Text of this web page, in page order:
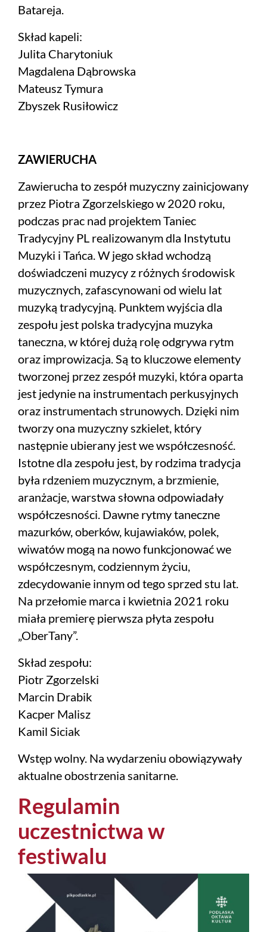
Batareja.
Skład kapeli:
Julita Charytoniuk
Magdalena Dąbrowska
Mateusz Tymura
Zbyszek Rusiłowicz
ZAWIERUCHA
Zawierucha to zespół muzyczny zainicjowany
przez Piotra Zgorzelskiego w 2020 roku,
podczas prac nad projektem Taniec
Tradycyjny PL realizowanym dla Instytutu
Muzyki i Tańca. W jego skład wchodzą
doświadczeni muzycy z różnych środowisk
muzycznych, zafascynowani od wielu lat
muzyką tradycyjną. Punktem wyjścia dla
zespołu jest polska tradycyjna muzyka
taneczna, w której dużą rolę odgrywa rytm
oraz improwizacja. Są to kluczowe elementy
tworzonej przez zespół muzyki, która oparta
jest jedynie na instrumentach perkusyjnych
oraz instrumentach strunowych. Dzięki nim
tworzy ona muzyczny szkielet, który
następnie ubierany jest we współczesność.
Istotne dla zespołu jest, by rodzima tradycja
była rdzeniem muzycznym, a brzmienie,
aranżacje, warstwa słowna odpowiadały
współczesności. Dawne rytmy taneczne
mazurków, oberków, kujawiaków, polek,
wiwatów mogą na nowo funkcjonować we
współczesnym, codziennym życiu,
zdecydowanie innym od tego sprzed stu lat.
Na przełomie marca i kwietnia 2021 roku
miała premierę pierwsza płyta zespołu
„OberTany”.
Skład zespołu:
Piotr Zgorzelski
Marcin Drabik
Kacper Malisz
Kamil Siciak
Wstęp wolny. Na wydarzeniu obowiązywały
aktualne obostrzenia sanitarne.
Regulamin
uczestnictwa w
festiwalu